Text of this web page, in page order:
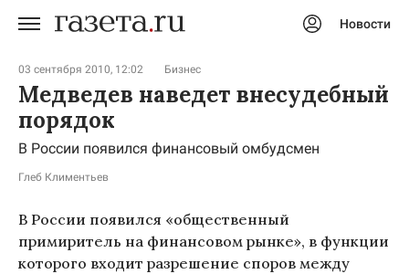
Новости
03 сентября 2010, 12:02 Бизнес
Медведев наведет внесудебный
порядок
В России появился финансовый омбудсмен
Глеб Климентьев
В России появился «общественный
примиритель на финансовом рынке», в функции
которого входит разрешение споров между